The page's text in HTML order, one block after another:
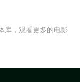
库，观看更多的电影